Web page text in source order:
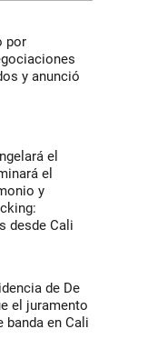
por
y anunció
el
el
y
desde Cali
de De
el juramento
en Cali